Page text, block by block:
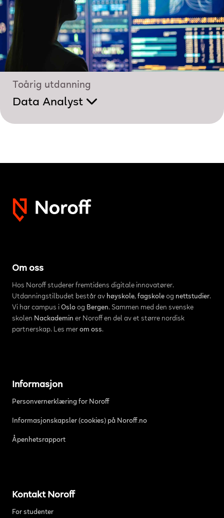
Toårig utdanning
Data Analyst
Om oss
Hos Noroff studerer fremtidens digitale innovatører.
Utdanningstilbudet består av høyskole, fagskoleog nettstudier.
Vi har campus i Osloog Bergen. Sammen med den svenske
skolen Nackademin er Noroff en del av et større nordisk
partnerskap. Les mer om oss.
Informasjon
Personvernerklæring for Noroff
Informasjonskapsler (cookies) på Noroff.no
Åpenhetsrapport
Kontakt Noroff
For studenter